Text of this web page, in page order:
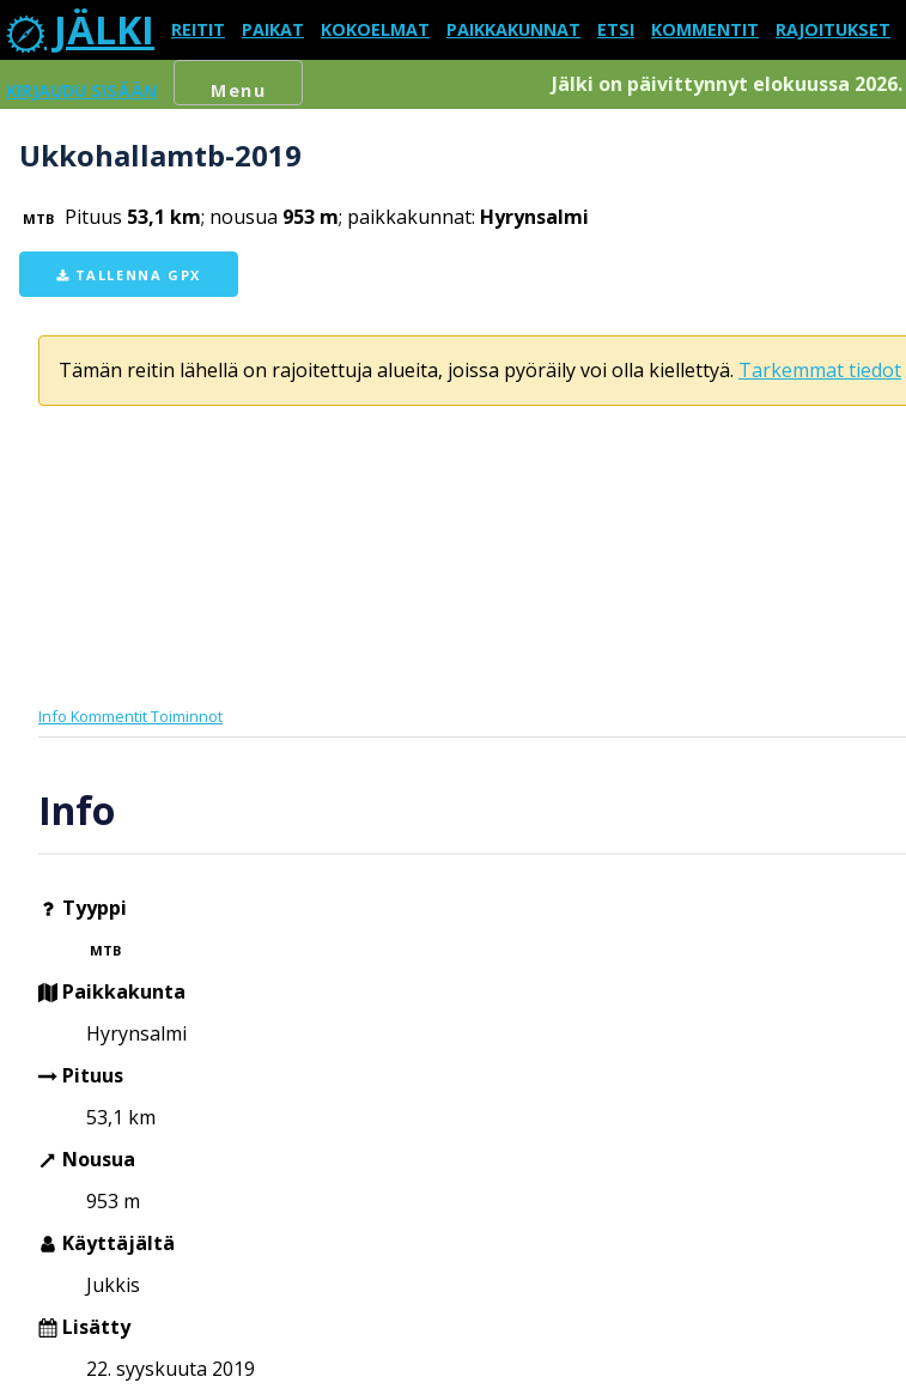
JÄLKI REITIT PAIKAT KOKOELMAT PAIKKAKUNNAT ETSI KOMMENTIT RAJOITUKSET
KIRJAUDU SISÄÄN Menu Jälki on päivittynnyt elokuussa 2026.
Ukkohallamtb-2019
MTB Pituus 53,1 km; nousua 953 m; paikkakunnat: Hyrynsalmi
TALLENNA GPX
Tämän reitin lähellä on rajoitettuja alueita, joissa pyöräily voi olla kiellettyä. Tarkemmat tiedot
Info KommentitToiminnot
Info
Tyyppi
MTB
Paikkakunta
Hyrynsalmi
Pituus
53,1 km
Nousua
953 m
Käyttäjältä
Jukkis
Lisätty
22. syyskuuta 2019